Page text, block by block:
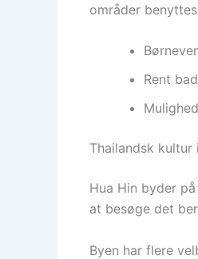
områder
Rent
Thailandsk kultur
Hua Hin byder
at besøge det
Byen har flere